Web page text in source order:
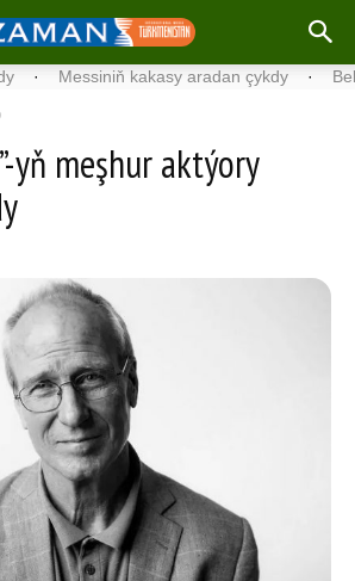
Messiniň kakasy aradan çykdy ·
yň meşhur aktýory